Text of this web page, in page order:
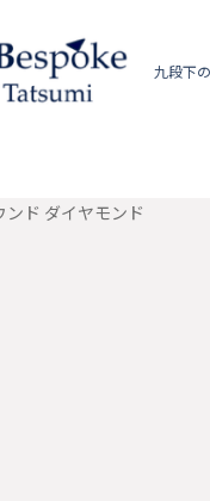
九段下